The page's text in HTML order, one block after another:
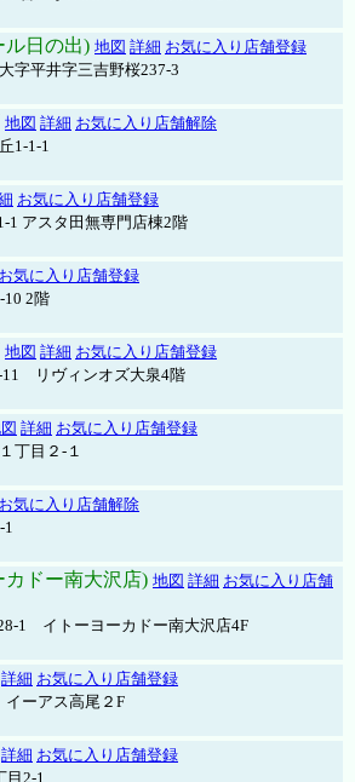
ル日の出) 地図 詳細 お気に入り店舗登録
字平井字三吉野桜237-3
地図 詳細 お気に入り店舗解除
1-1-1
お気に入り店舗登録
1 アスタ田無専門店棟2階
お気に入り店舗登録
10 2階
地図 詳細 お気に入り店舗登録
11 リヴィンオズ大泉4階
詳細 お気に入り店舗登録
丁目２-１
お気に入り店舗解除
1
ドー南大沢店) 地図 詳細 お気に入り店舗
1 イトーヨーカドー南大沢店4F
詳細 お気に入り店舗登録
ーアス高尾２F
詳細 お気に入り店舗登録
目2-1